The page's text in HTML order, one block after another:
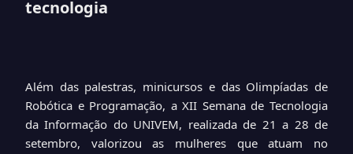
tecnologia
Além das palestras, minicursos e das Olimpíadas de
Robótica e Programação, a XII Semana de Tecnologia
da Informação do UNIVEM, realizada de 21 a 28 de
setembro, valorizou as mulheres que atuam no